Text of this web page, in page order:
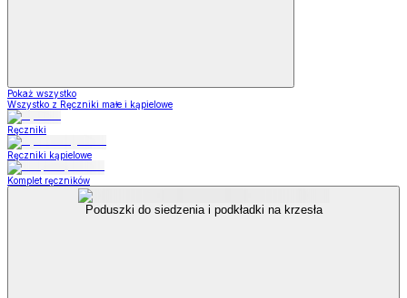
Pokaż wszystko
Wszystko z Ręczniki małe i kąpielowe
Ręczniki
Ręczniki kąpielowe
Komplet ręczników
Poduszki do siedzenia i podkładki na krzesła